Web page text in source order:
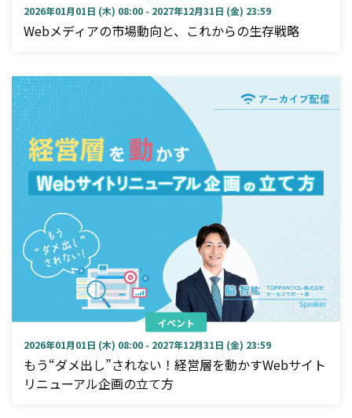
2026年01月01日 (木) 08:00 - 2027年12月31日 (金) 23:59
Webメディアの市場動向と、これからの生存戦略
イベント
2026年01月01日 (木) 08:00 - 2027年12月31日 (金) 23:59
もう“ダメ出し”されない！経営層を動かすWebサイト
リニューアル企画の立て方